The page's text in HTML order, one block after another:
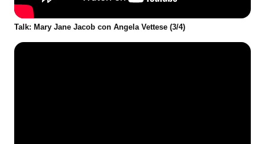
Talk: Mary Jane Jacob con Angela Vettese (3/4)